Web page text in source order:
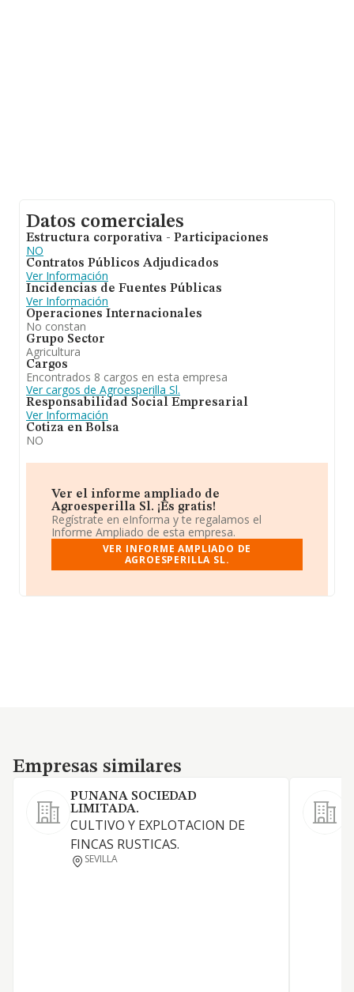
Datos comerciales
Estructura corporativa - Participaciones
NO
Contratos Públicos Adjudicados
Ver Información
Incidencias de Fuentes Públicas
Ver Información
Operaciones Internacionales
No constan
Grupo Sector
Agricultura
Cargos
Encontrados 8 cargos en esta empresa
Ver cargos de Agroesperilla Sl.
Responsabilidad Social Empresarial
Ver Información
Cotiza en Bolsa
NO
Ver el informe ampliado de
Agroesperilla Sl. ¡Es gratis!
Regístrate en eInforma y te regalamos el
Informe Ampliado de esta empresa.
VER INFORME AMPLIADO DE
AGROESPERILLA SL.
Empresas similares
Empresas similares
PUNANA SOCIEDAD
LIMITADA.
CULTIVO Y EXPLOTACION DE
FINCAS RUSTICAS.
SEVILLA